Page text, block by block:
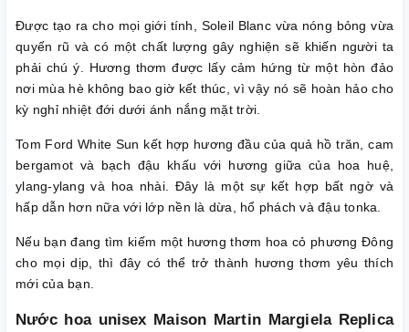
Được tạo ra cho mọi giới tính, Soleil Blanc vừa nóng bỏng vừa
quyến rũ và có một chất lượng gây nghiện sẽ khiến người ta
phải chú ý. Hương thơm được lấy cảm hứng từ một hòn đảo
nơi mùa hè không bao giờ kết thúc, vì vậy nó sẽ hoàn hảo cho
kỳ nghỉ nhiệt đới dưới ánh nắng mặt trời.
Tom Ford White Sun kết hợp hương đầu của quả hồ trăn, cam
bergamot và bạch đậu khấu với hương giữa của hoa huệ,
ylang-ylang và hoa nhài. Đây là một sự kết hợp bất ngờ và
hấp dẫn hơn nữa với lớp nền là dừa, hổ phách và đậu tonka.
Nếu bạn đang tìm kiếm một hương thơm hoa cỏ phương Đông
cho mọi dịp, thì đây có thể trở thành hương thơm yêu thích
mới của bạn.
Nước hoa unisex Maison Martin Margiela Replica